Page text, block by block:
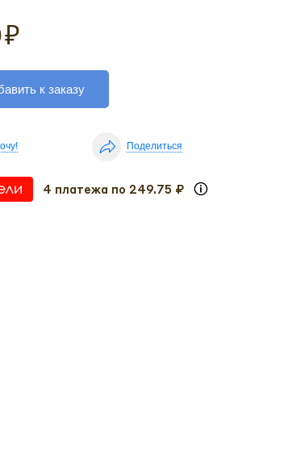
₽
к заказу
Поделиться
4 платежа по 249.75 ₽